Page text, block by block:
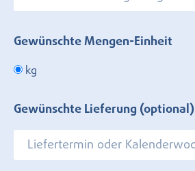
Gewünschte Mengen-Einheit
kg
Gewünschte Lieferung (optional)